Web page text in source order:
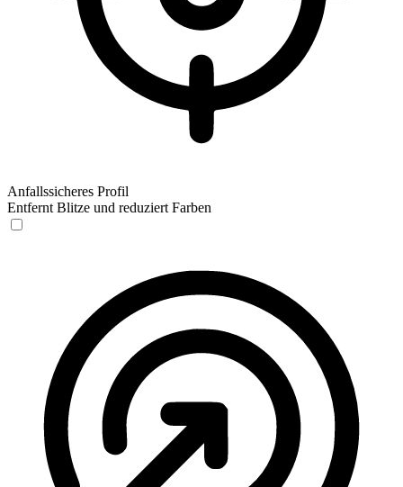
Anfallssicheres Profil
Entfernt Blitze und reduziert Farben